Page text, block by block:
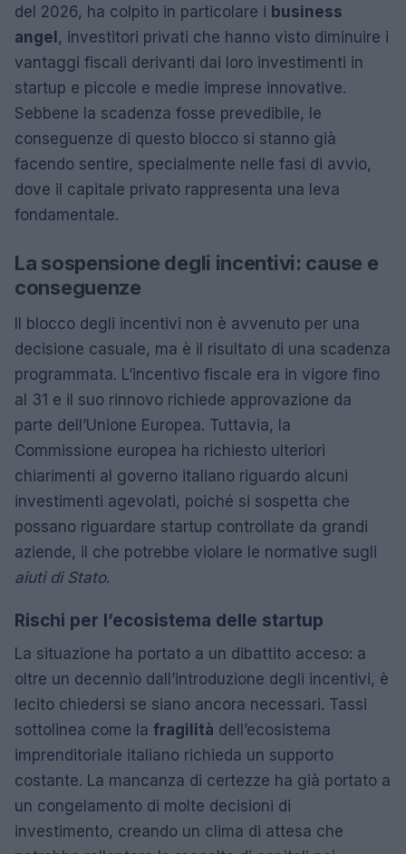
del 2026, ha colpito in particolare i business
angel, investitori privati che hanno visto diminuire i
vantaggi fiscali derivanti dai loro investimenti in
startup e piccole e medie imprese innovative.
Sebbene la scadenza fosse prevedibile, le
conseguenze di questo blocco si stanno già
facendo sentire, specialmente nelle fasi di avvio,
dove il capitale privato rappresenta una leva
fondamentale.
La sospensione degli incentivi: cause e
conseguenze
Il blocco degli incentivi non è avvenuto per una
decisione casuale, ma è il risultato di una scadenza
programmata. L’incentivo fiscale era in vigore fino
al 31 e il suo rinnovo richiede approvazione da
parte dell’Unione Europea. Tuttavia, la
Commissione europea ha richiesto ulteriori
chiarimenti al governo italiano riguardo alcuni
investimenti agevolati, poiché si sospetta che
possano riguardare startup controllate da grandi
aziende, il che potrebbe violare le normative sugli
aiuti di Stato.
Rischi per l’ecosistema delle startup
La situazione ha portato a un dibattito acceso: a
oltre un decennio dall’introduzione degli incentivi, è
lecito chiedersi se siano ancora necessari. Tassi
sottolinea come la fragilità dell’ecosistema
imprenditoriale italiano richieda un supporto
costante. La mancanza di certezze ha già portato a
un congelamento di molte decisioni di
investimento, creando un clima di attesa che